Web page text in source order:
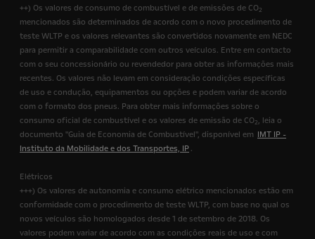
++) Os valores de consumo de combustível e de emissões de CO2
mencionados são determinados de acordo com o novo procedimento de
teste WLTP e os valores relevantes são convertidos novamente em NEDC
para permitir a comparabilidade com outros veículos. Entre em contacto
com o seu concessionário ou revendedor para obter as informações mais
recentes. Os valores não levam em consideração condições específicas
de uso e condução, equipamentos ou opções e podem variar de acordo
com o formato dos pneus. Para obter mais informações sobre o
consumo oficial de combustível e os valores de emissão de CO2, leia o
documento "Guia de Economia de Combustível", disponível em IMT IP -
Instituto da Mobilidade e dos Transportes, IP .
Elétricos
+++) Os valores de autonomia e consumo elétrico mencionados estão em
conformidade com o procedimento de teste WLTP, com base no qual os
novos veículos são homologados desde 1 de setembro de 2018. Os
valores podem variar de acordo com as condições reais de uso e com